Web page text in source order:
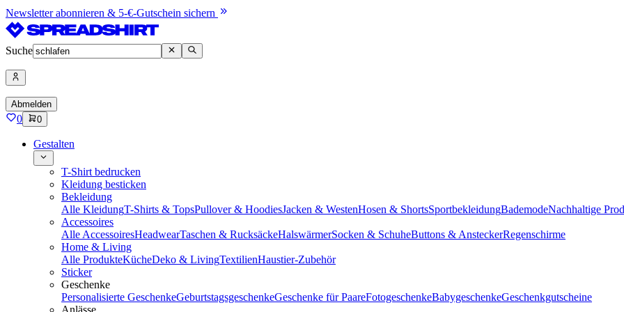
Newsletter abonnieren & 5-€-Gutschein sichern
Suche
Abmelden
0 0
Gestalten
T-Shirt bedrucken
Kleidung besticken
Bekleidung
Alle KleidungT-Shirts & TopsPullover & HoodiesJacken & WestenHosen & ShortsSportbekleidungBademodeNachhaltige
Accessoires
Alle AccessoiresHeadwearTaschen & RucksäckeHalswärmerSocken & SchuheButtons & AnsteckerRegenschirme
Home & Living
Alle ProdukteKücheDeko & LivingTextilienHaustier-Zubehör
Sticker
Geschenke
Personalisierte GeschenkeGeburtstagsgeschenkeGeschenke für PaareFotogeschenkeBabygeschenkeGeschenkgutscheine